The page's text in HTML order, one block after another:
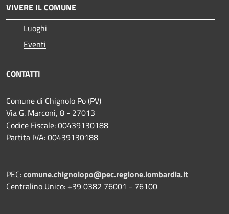
VIVERE IL COMUNE
Luoghi
Eventi
CONTATTI
Comune di Chignolo Po (PV)
Via G. Marconi, 8 - 27013
Codice Fiscale: 00439130188
Partita IVA: 00439130188
PEC:comune.chignolopo@pec.regione.lombardia.it
Centralino Unico: +39 0382 76001 - 76100